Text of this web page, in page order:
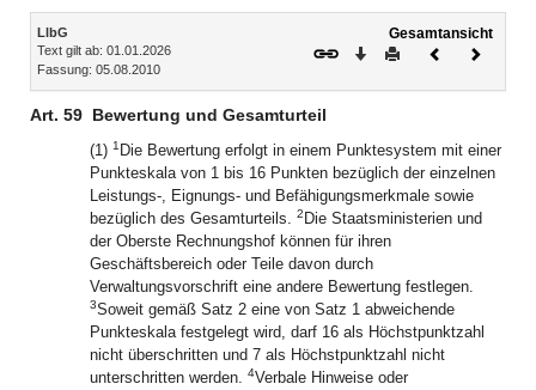
Inhalt
LlbG
Text gilt ab: 01.01.2026
Fassung: 05.08.2010
Gesamtansicht
Download
DruckenVorheriges
Art. 59 Bewertung und Gesamturteil
(1) 1 Die Bewertung erfolgt in einem Punktesystem mit einer
Punkteskala von 1 bis 16 Punkten bezüglich der einzelnen
Leistungs-, Eignungs- und Befähigungsmerkmale sowie
bezüglich des Gesamturteils. 2 Die Staatsministerien und
der Oberste Rechnungshof können für ihren
Geschäftsbereich oder Teile davon durch
Verwaltungsvorschrift eine andere Bewertung festlegen.
3Soweit gemäß Satz 2 eine von Satz 1 abweichende
Punkteskala festgelegt wird, darf 16 als Höchstpunktzahl
nicht überschritten und 7 als Höchstpunktzahl nicht
unterschritten werden. 4Verbale Hinweise oder